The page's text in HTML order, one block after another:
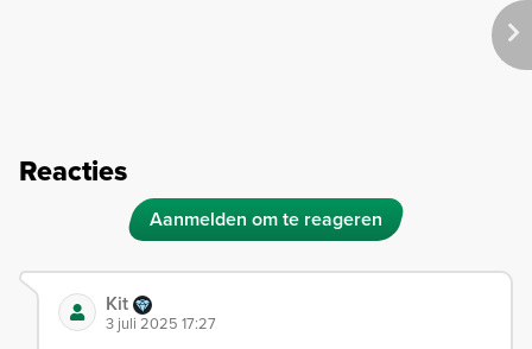
Reacties
Aanmelden om te reageren
Kit
3 juli 2025 17:27